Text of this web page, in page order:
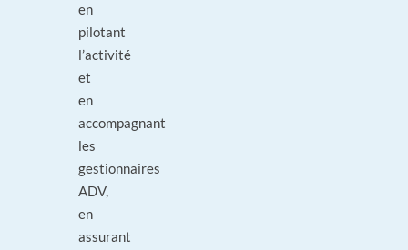
en
pilotant
l’activité
et
en
accompagnant
les
gestionnaires
ADV,
en
assurant